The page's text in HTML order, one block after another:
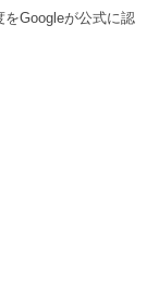
Googleが公式に認